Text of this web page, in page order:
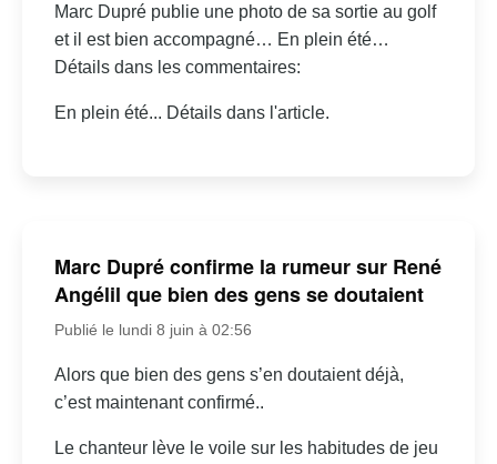
Marc Dupré publie une photo de sa sortie au golf
et il est bien accompagné… En plein été…
Détails dans les commentaires:
En plein été... Détails dans l'article.
Marc Dupré confirme la rumeur sur René
Angélil que bien des gens se doutaient
Publié le lundi 8 juin à 02:56
Alors que bien des gens s’en doutaient déjà,
c’est maintenant confirmé..
Le chanteur lève le voile sur les habitudes de jeu